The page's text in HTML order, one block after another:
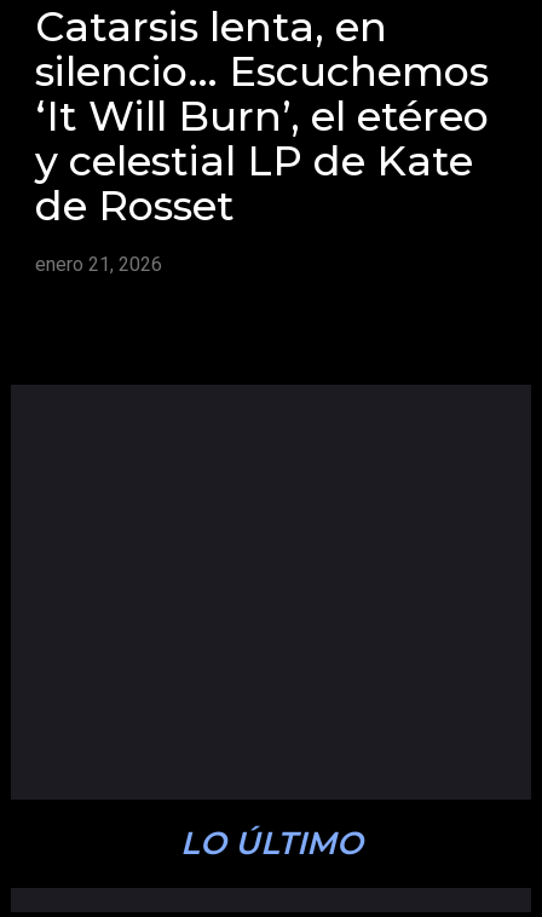
Catarsis lenta, en
silencio… Escuchemos
‘It Will Burn’, el etéreo
y celestial LP de Kate
de Rosset
enero 21, 2026
LO ÚLTIMO